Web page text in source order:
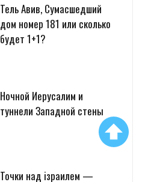
Тель Авив, Сумасшедший
дом номер 181 или сколько
будет 1+1?
Ночной Иерусалим и
туннели Западной стены
Точки над iзраилем —